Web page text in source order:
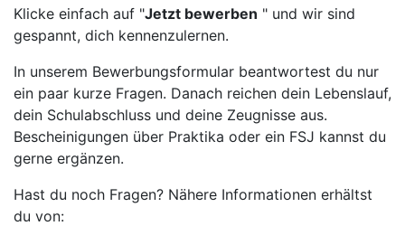
Klicke einfach auf "Jetzt bewerben " und wir sind
gespannt, dich kennenzulernen.
In unserem Bewerbungsformular beantwortest du nur
ein paar kurze Fragen. Danach reichen dein Lebenslauf,
dein Schulabschluss und deine Zeugnisse aus.
Bescheinigungen über Praktika oder ein FSJ kannst du
gerne ergänzen.
Hast du noch Fragen? Nähere Informationen erhältst
du von: